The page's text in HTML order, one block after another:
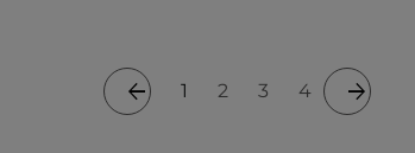
1 2 3 4